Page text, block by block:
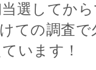
選してか
ての調査で
います！